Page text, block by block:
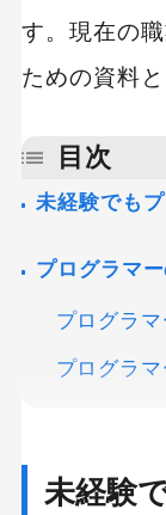
す。現在の
ための資料
目次
未経験でも
プログラマ
プログラ
プログラ
未経験から
未経験